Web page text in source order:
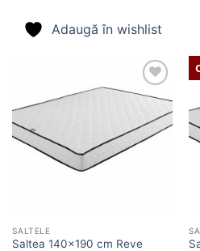
Adaugă în wishlist
Adaugă
wishlist
SALTELE
Saltea 140×190 cm Reve